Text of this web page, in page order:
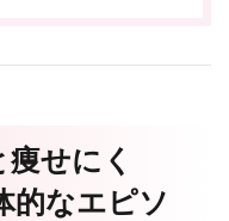
せにく
的なエピソ